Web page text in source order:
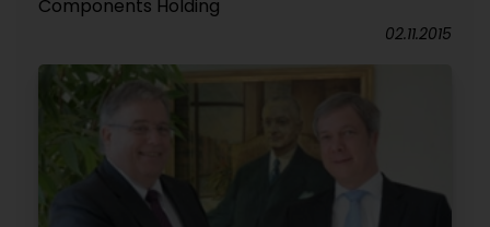
Components Holding
02.11.2015